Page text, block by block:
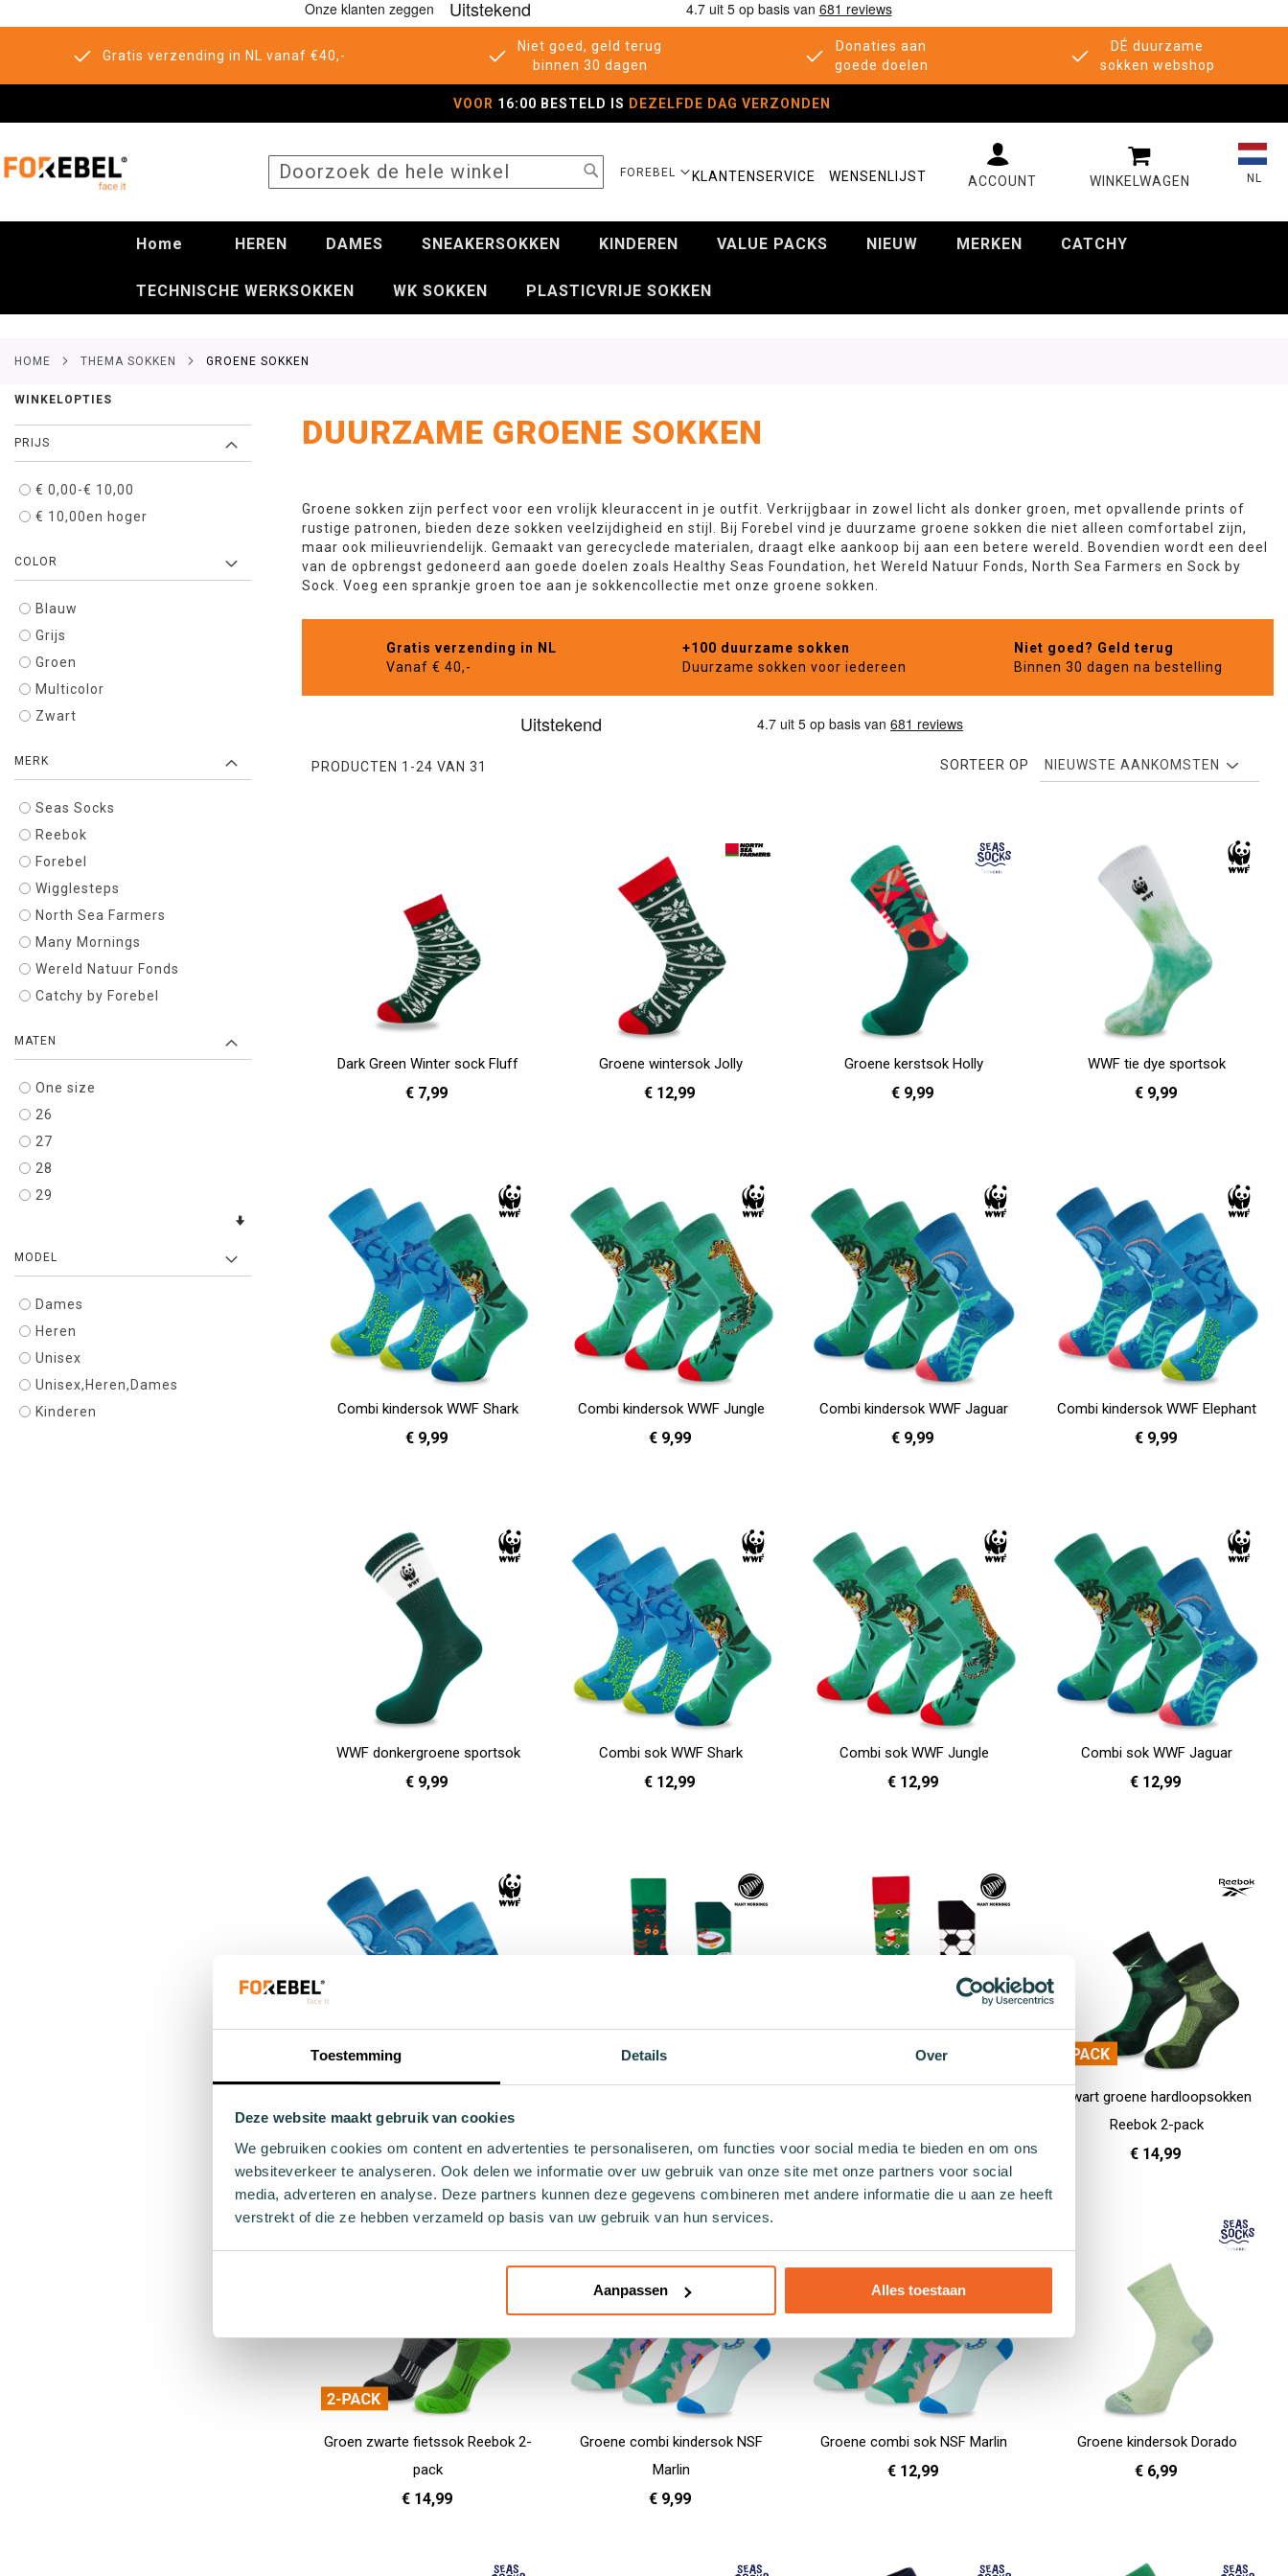
Toestemming Details Over
Deze website maakt gebruik van cookies
We gebruiken cookies om content en advertenties te personaliseren, om functies voor social media te bieden en om ons
websiteverkeer te analyseren. Ook delen we informatie over uw gebruik van onze site met onze partners voor social
media, adverteren en analyse. Deze partners kunnen deze gegevens combineren met andere informatie die u aan ze heeft
verstrekt of die ze hebben verzameld op basis van uw gebruik van hun services.
Aanpassen Alles toestaan
Gratis verzending in NL vanaf €40,-
Niet goed, geld terug
binnen 30 dagen
Donaties aan
goede doelen
DÉ duurzame
sokken webshop
VOOR 16:00 BESTELD IS DEZELFDE DAG VERZONDEN
SELECTEER
FOREBEL NL
KLANTENSERVICE WENSENLIJST
SEARCH
MIJN WINKELWAGEN
Home HEREN DAMES SNEAKERSOKKEN KINDEREN VALUE PACKS NIEUW MERKEN CATCHY
TECHNISCHE WERKSOKKEN WK SOKKEN PLASTICVRIJE SOKKEN
HOME THEMA SOKKEN GROENE SOKKEN
DUURZAME GROENE SOKKEN
Groene sokken zijn perfect voor een vrolijk kleuraccent in je outfit. Verkrijgbaar in zowel licht als donker groen, met opvallende prints of
rustige patronen, bieden deze sokken veelzijdigheid en stijl. Bij Forebel vind je duurzame groene sokken die niet alleen comfortabel zijn,
maar ook milieuvriendelijk. Gemaakt van gerecyclede materialen, draagt elke aankoop bij aan een betere wereld. Bovendien wordt een deel
van de opbrengst gedoneerd aan goede doelen zoals Healthy Seas Foundation, het Wereld Natuur Fonds, North Sea Farmers en Sock by
Sock. Voeg een sprankje groen toe aan je sokkencollectie met onze groene sokken.
Gratis verzending in NL
Vanaf € 40,-
+100 duurzame sokken
Duurzame sokken voor iedereen
Niet goed? Geld terug
Binnen 30 dagen na bestelling
PRODUCTEN 1 -24 VAN31 SORTEER OP
Dark Green Winter sock Fluff
€ 7,99
Groene wintersok Jolly
€ 12,99
Groene kerstsok Holly
€ 9,99
WWF tie dye sportsok
€ 9,99
Combi kindersok WWF Shark
€ 9,99
Combi kindersok WWF Jungle
€ 9,99
Combi kindersok WWF Jaguar
€ 9,99
Combi kindersok WWF Elephant
€ 9,99
WWF donkergroene sportsok
€ 9,99
Combi sok WWF Shark
€ 12,99
Combi sok WWF Jungle
€ 12,99
Combi sok WWF Jaguar
€ 12,99
€ 12,99
36 - 40 41 - 46
In Winkelwagen
39 - 42 43 - 46
In Winkelwagen
39 - 42 43 - 46
In Winkelwagen
Zwart groene hardloopsokken
Reebok 2-pack
€ 14,99
Groen zwarte fietssok Reebok 2-
pack
€ 14,99
Groene combi kindersok NSF
Marlin
€ 9,99
In Winkelwagen
Groene combi sok NSF Marlin
€ 12,99
Groene kindersok Dorado
€ 6,99
WINKELOPTIES
PRIJS
€ 0,00-€ 10,00
€ 10,00en hoger
COLOR
Blauw
Grijs
Groen
Multicolor
Zwart
MERK
Seas Socks
Reebok
Forebel
Wigglesteps
North Sea Farmers
Many Mornings
Wereld Natuur Fonds
Catchy by Forebel
MATEN
One size
26
27
28
29
MODEL
Dames
Heren
Unisex
Unisex,Heren,Dames
Kinderen